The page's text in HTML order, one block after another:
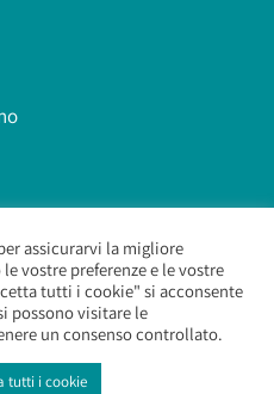
2026. All Rights Reserved.
assicurarvi la migliore
vostre preferenze e le vostre
tutti i cookie" si acconsente
possono visitare le
un consenso controllato.
tutti i cookie